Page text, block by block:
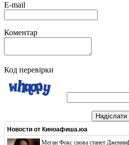
E-mail
Коментар
Код перевірки
Надіслати
Новости от Киноафиша.юа
Меган Фокс снова станет